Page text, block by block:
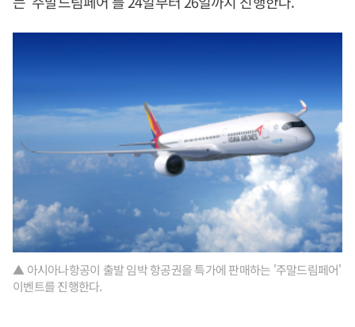
▲ 아시아나항공이 출발 임박 항공권을 특가에 판매하는 '주말드림페어'
이벤트를 진행한다.